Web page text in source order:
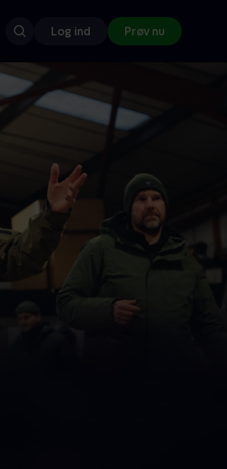
Log ind Prøv nu